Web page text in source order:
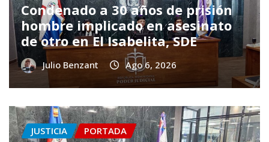
Condenado a 30 años de prisión
hombre implicado en asesinato
de otro en El Isabelita, SDE
Julio Benzant Ago 6, 2026
JUSTICIA PORTADA